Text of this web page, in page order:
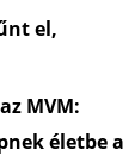
el,
MVM:
életbe a